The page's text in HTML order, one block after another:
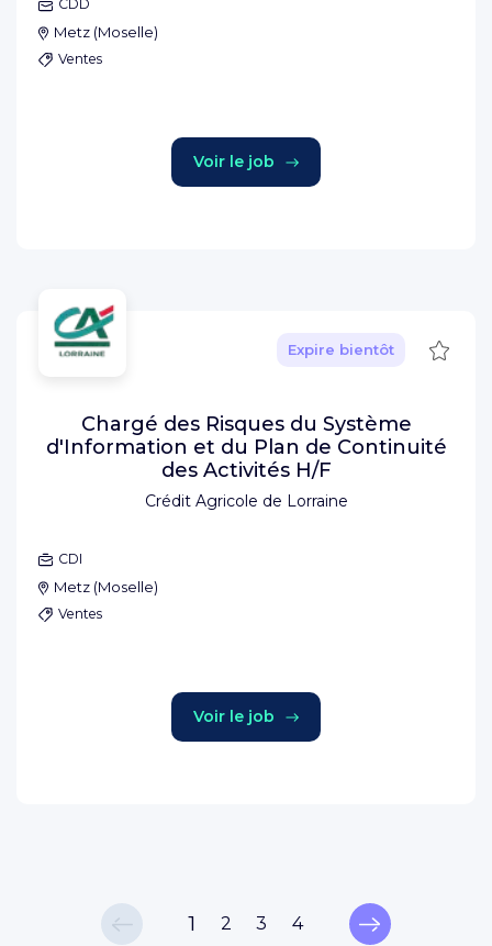
CDD
Metz (Moselle)
Ventes
Voir le job
Crédit Agricole de Lorraine
Expire bientôt
Chargé des Risques du Système
d'Information et du Plan de Continuité
des Activités H/F
CDI
Metz (Moselle)
Ventes
Voir le job
1 2 3 4